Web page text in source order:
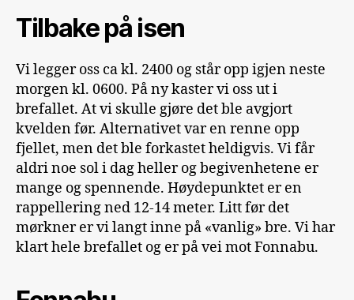
Tilbake på isen
Vi legger oss ca kl. 2400 og står opp igjen neste
morgen kl. 0600. På ny kaster vi oss ut i
brefallet. At vi skulle gjøre det ble avgjort
kvelden før. Alternativet var en renne opp
fjellet, men det ble forkastet heldigvis. Vi får
aldri noe sol i dag heller og begivenhetene er
mange og spennende. Høydepunktet er en
rappellering ned 12-14 meter. Litt før det
mørkner er vi langt inne på «vanlig» bre. Vi har
klart hele brefallet og er på vei mot Fonnabu.